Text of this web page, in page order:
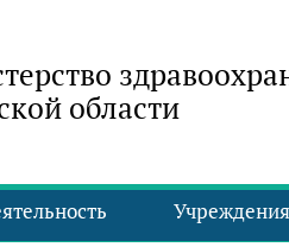
области
Учреждения